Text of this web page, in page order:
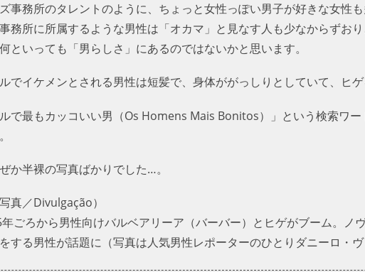
事務所のタレントのように、ちょっと女性っぽい男子が好きな女性
務所に所属するような男性は「オカマ」と見なす人も少なからずお
といっても「男らしさ」にあるのではないかと思います。
でイケメンとされる男性は短髪で、身体ががっしりとしていて、ヒゲ
で最もカッコいい男（Os Homens Mais Bonitos）」という検索ワ
か半裸の写真ばかりでした…。
真／Divulgação）
ごろから男性向けバルベアリーア（バーバー）とヒゲがブーム。ノ
する男性が話題に（写真は人気男性レポーターのひとりダニーロ・ヴ